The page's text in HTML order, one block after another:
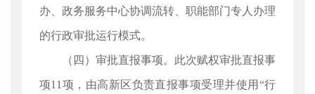
办、政务服务中心协调流转、职能部门专人办理
的行政审批运行模式。
（四）审批直报事项。此次赋权审批直报事
项11项，由高新区负责直报事项受理并使用“行